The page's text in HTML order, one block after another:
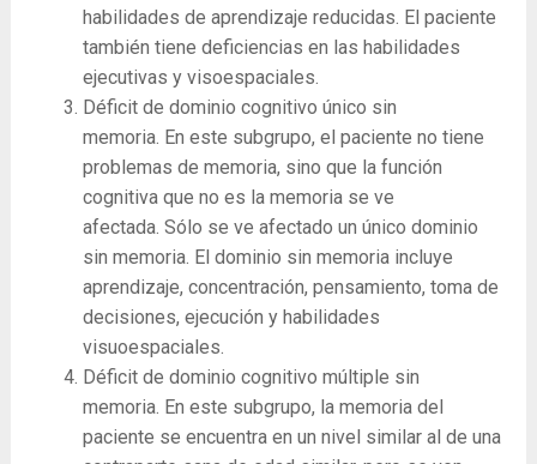
habilidades de aprendizaje reducidas. El paciente
también tiene deficiencias en las habilidades
ejecutivas y visoespaciales.
Déficit de dominio cognitivo único sin
memoria. En este subgrupo, el paciente no tiene
problemas de memoria, sino que la función
cognitiva que no es la memoria se ve
afectada. Sólo se ve afectado un único dominio
sin memoria. El dominio sin memoria incluye
aprendizaje, concentración, pensamiento, toma de
decisiones, ejecución y habilidades
visuoespaciales.
Déficit de dominio cognitivo múltiple sin
memoria. En este subgrupo, la memoria del
paciente se encuentra en un nivel similar al de una